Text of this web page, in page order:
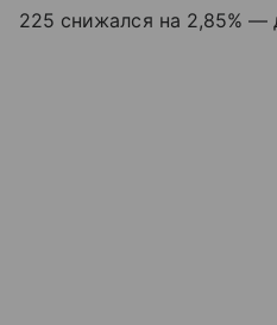
225 снижался на 2,85% —